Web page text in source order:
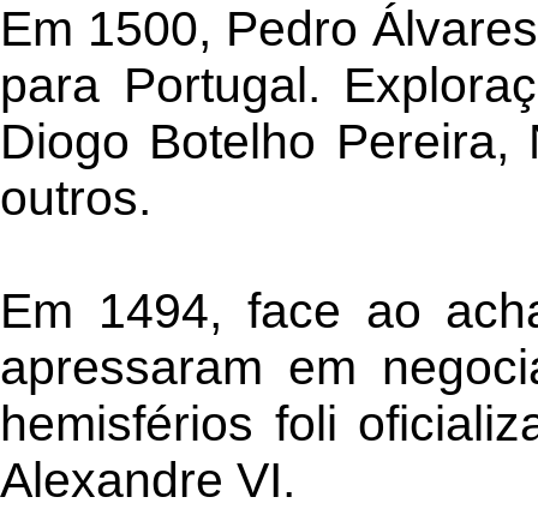
Em 1500, Pedro
para Portugal.
Diogo Botelho
outros.
Em 1494, face ao
apressaram em
hemisférios foli
Alexandre VI.